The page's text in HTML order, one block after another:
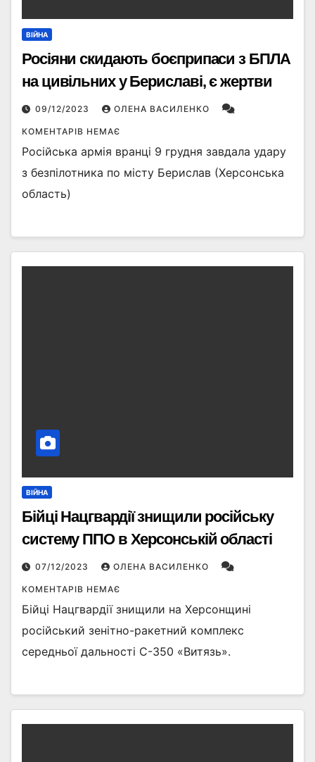
ВІЙНА
Росіяни скидають боєприпаси з БПЛА
на цивільних у Бериславі, є жертви
09/12/2023 ОЛЕНА ВАСИЛЕНКО
КОМЕНТАРІВ НЕМАЄ
Російська армія вранці 9 грудня завдала удару
з безпілотника по місту Берислав (Херсонська
область)
ВІЙНА
Бійці Нацгвардії знищили російську
систему ППО в Херсонській області
07/12/2023 ОЛЕНА ВАСИЛЕНКО
КОМЕНТАРІВ НЕМАЄ
Бійці Нацгвардії знищили на Херсонщині
російський зенітно-ракетний комплекс
середньої дальності С-350 «Витязь».